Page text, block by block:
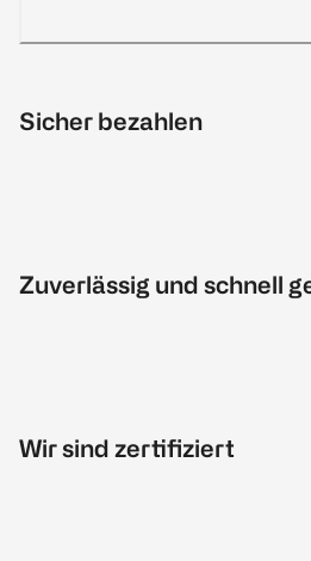
Sicher bezahlen
Zuverlässig und schnell
Wir sind zertifiziert